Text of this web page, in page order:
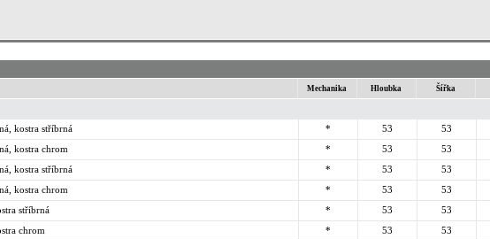
Mechanika Hloubka Šířka
kostra stříbrná * 53 53
kostra chrom * 53 53
kostra stříbrná * 53 53
kostra chrom * 53 53
stříbrná * 53 53
chrom * 53 53